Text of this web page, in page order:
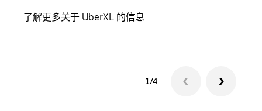
了解更多关于 UberXL 的信息
1/4